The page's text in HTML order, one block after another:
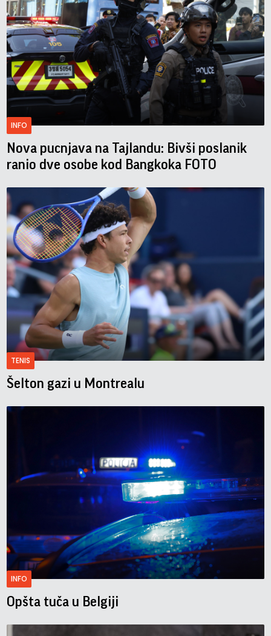
INFO
Nova pucnjava na Tajlandu: Bivši poslanik
ranio dve osobe kod Bangkoka FOTO
TENIS
Šelton gazi u Montrealu
INFO
Opšta tuča u Belgiji